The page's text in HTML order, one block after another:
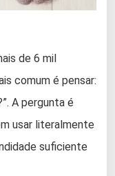
de 6 mil
comum é pensar:
A pergunta é
usar literalmente
suficiente